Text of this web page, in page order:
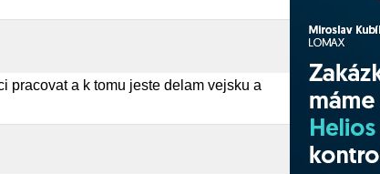
pracovat a k tomu jeste delam vejsku a